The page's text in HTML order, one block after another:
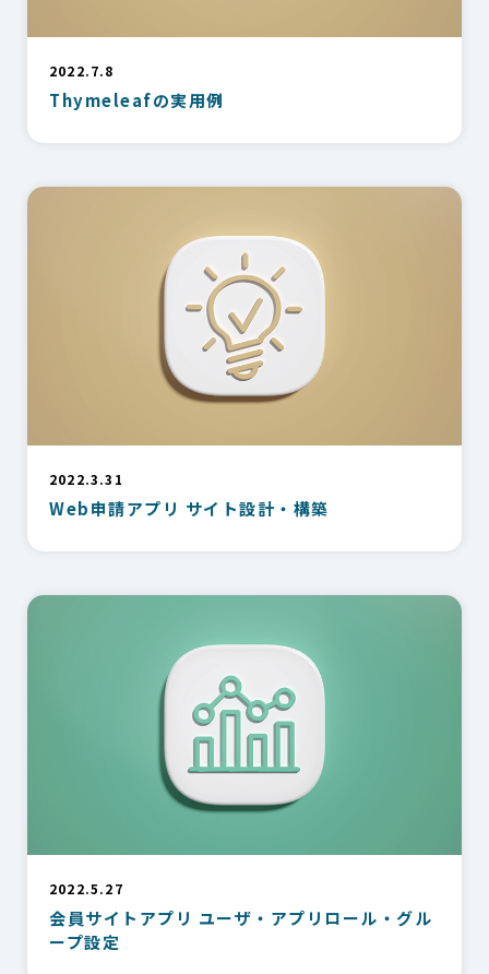
2022.7.8
Thymeleafの実用例
2022.3.31
Web申請アプリ サイト設計・構築
2022.5.27
会員サイトアプリ ユーザ・アプリロール・グル
ープ設定